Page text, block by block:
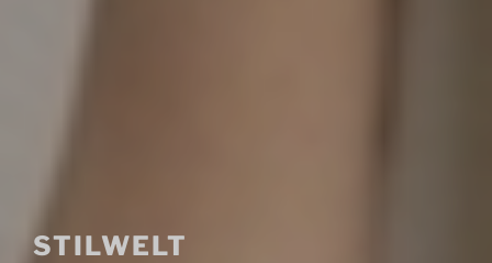
STILWELT